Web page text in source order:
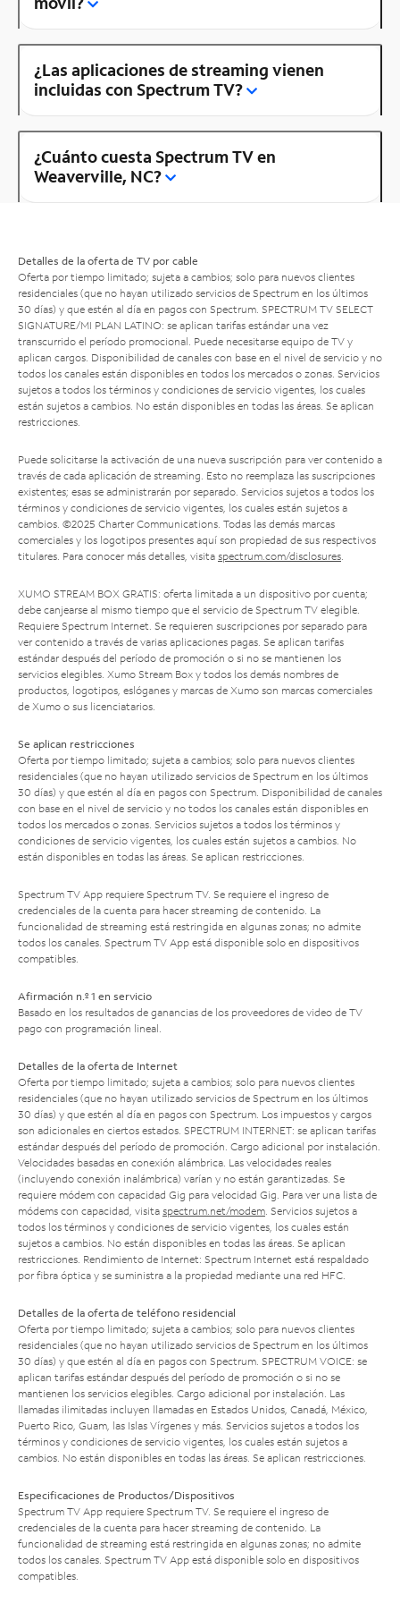
¿Las aplicaciones de streaming vienen
incluidas con Spectrum TV?
¿Cuánto cuesta Spectrum TV en
Weaverville, NC?
Detalles de la oferta de TV por cable
Oferta por tiempo limitado; sujeta a cambios; solo para nuevos clientes
residenciales (que no hayan utilizado servicios de Spectrum en los últimos
30 días) y que estén al día en pagos con Spectrum. SPECTRUM TV SELECT
SIGNATURE/MI PLAN LATINO: se aplican tarifas estándar una vez
transcurrido el período promocional. Puede necesitarse equipo de TV y
aplican cargos. Disponibilidad de canales con base en el nivel de servicio y no
todos los canales están disponibles en todos los mercados o zonas. Servicios
sujetos a todos los términos y condiciones de servicio vigentes, los cuales
están sujetos a cambios. No están disponibles en todas las áreas. Se aplican
restricciones.
Puede solicitarse la activación de una nueva suscripción para ver contenido a
través de cada aplicación de streaming. Esto no reemplaza las suscripciones
existentes; esas se administrarán por separado. Servicios sujetos a todos los
términos y condiciones de servicio vigentes, los cuales están sujetos a
cambios. ©2025 Charter Communications. Todas las demás marcas
comerciales y los logotipos presentes aquí son propiedad de sus respectivos
titulares. Para conocer más detalles, visita spectrum.com/disclosures.
XUMO STREAM BOX GRATIS: oferta limitada a un dispositivo por cuenta;
debe canjearse al mismo tiempo que el servicio de Spectrum TV elegible.
Requiere Spectrum Internet. Se requieren suscripciones por separado para
ver contenido a través de varias aplicaciones pagas. Se aplican tarifas
estándar después del período de promoción o si no se mantienen los
servicios elegibles. Xumo Stream Box y todos los demás nombres de
productos, logotipos, eslóganes y marcas de Xumo son marcas comerciales
de Xumo o sus licenciatarios.
Se aplican restricciones
Oferta por tiempo limitado; sujeta a cambios; solo para nuevos clientes
residenciales (que no hayan utilizado servicios de Spectrum en los últimos
30 días) y que estén al día en pagos con Spectrum. Disponibilidad de canales
con base en el nivel de servicio y no todos los canales están disponibles en
todos los mercados o zonas. Servicios sujetos a todos los términos y
condiciones de servicio vigentes, los cuales están sujetos a cambios. No
están disponibles en todas las áreas. Se aplican restricciones.
Spectrum TV App requiere Spectrum TV. Se requiere el ingreso de
credenciales de la cuenta para hacer streaming de contenido. La
funcionalidad de streaming está restringida en algunas zonas; no admite
todos los canales. Spectrum TV App está disponible solo en dispositivos
compatibles.
Afirmación n.º 1 en servicio
Basado en los resultados de ganancias de los proveedores de video de TV
pago con programación lineal.
Detalles de la oferta de Internet
Oferta por tiempo limitado; sujeta a cambios; solo para nuevos clientes
residenciales (que no hayan utilizado servicios de Spectrum en los últimos
30 días) y que estén al día en pagos con Spectrum. Los impuestos y cargos
son adicionales en ciertos estados. SPECTRUM INTERNET: se aplican tarifas
estándar después del período de promoción. Cargo adicional por instalación.
Velocidades basadas en conexión alámbrica. Las velocidades reales
(incluyendo conexión inalámbrica) varían y no están garantizadas. Se
requiere módem con capacidad Gig para velocidad Gig. Para ver una lista de
módems con capacidad, visita spectrum.net/modem. Servicios sujetos a
todos los términos y condiciones de servicio vigentes, los cuales están
sujetos a cambios. No están disponibles en todas las áreas. Se aplican
restricciones. Rendimiento de Internet: Spectrum Internet está respaldado
por fibra óptica y se suministra a la propiedad mediante una red HFC.
Detalles de la oferta de teléfono residencial
Oferta por tiempo limitado; sujeta a cambios; solo para nuevos clientes
residenciales (que no hayan utilizado servicios de Spectrum en los últimos
30 días) y que estén al día en pagos con Spectrum. SPECTRUM VOICE: se
aplican tarifas estándar después del período de promoción o si no se
mantienen los servicios elegibles. Cargo adicional por instalación. Las
llamadas ilimitadas incluyen llamadas en Estados Unidos, Canadá, México,
Puerto Rico, Guam, las Islas Vírgenes y más. Servicios sujetos a todos los
términos y condiciones de servicio vigentes, los cuales están sujetos a
cambios. No están disponibles en todas las áreas. Se aplican restricciones.
Especificaciones de Productos/Dispositivos
Spectrum TV App requiere Spectrum TV. Se requiere el ingreso de
credenciales de la cuenta para hacer streaming de contenido. La
funcionalidad de streaming está restringida en algunas zonas; no admite
todos los canales. Spectrum TV App está disponible solo en dispositivos
compatibles.